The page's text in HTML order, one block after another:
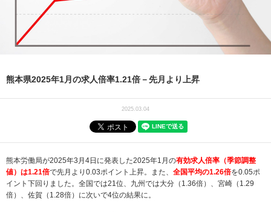
熊本県2025年1月の求人倍率1.21倍－先月より上昇
2025.03.04
熊本労働局が2025年3月4日に発表した2025年1月の有効求人倍率（季節調整
値）は1.21倍で先月より0.03ポイント上昇。また、 全国平均の1.26倍を0.05ポ
イント下回りました。全国では21位、九州では大分（1.36倍）、宮崎（1.29
倍）、佐賀（1.28倍）に次いで4位の結果に。